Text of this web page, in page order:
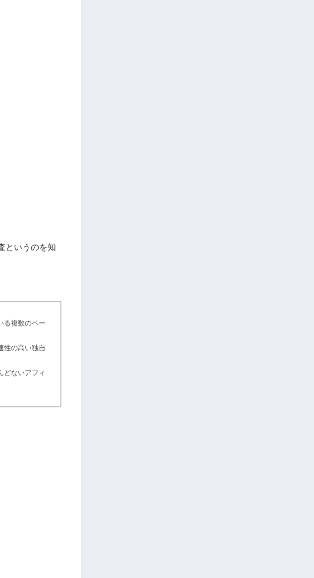
というのを知
る複数のペー
性の高い独自
どないアフィ